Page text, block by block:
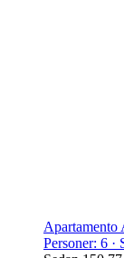
Apartamento
Personer: 6 ·